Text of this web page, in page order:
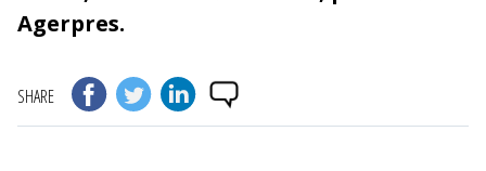
Agerpres.
SHARE